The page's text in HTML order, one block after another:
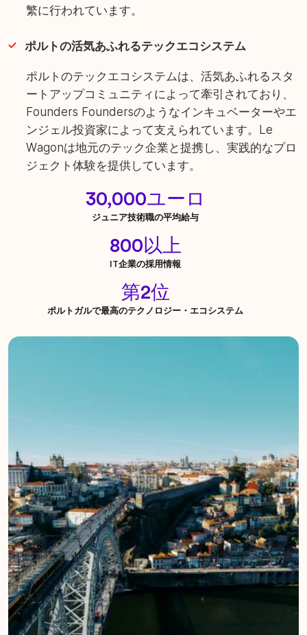
繁に行われています。
ポルトの活気あふれるテックエコシステム
ポルトのテックエコシステムは、活気あふれるスタ
ートアップコミュニティによって牽引されており、
Founders Foundersのようなインキュベーターやエ
ンジェル投資家によって支えられています。Le
Wagonは地元のテック企業と提携し、実践的なプロ
ジェクト体験を提供しています。
30,000ユーロ
ジュニア技術職の平均給与
800以上
IT企業の採用情報
第2位
ポルトガルで最高のテクノロジー・エコシステム